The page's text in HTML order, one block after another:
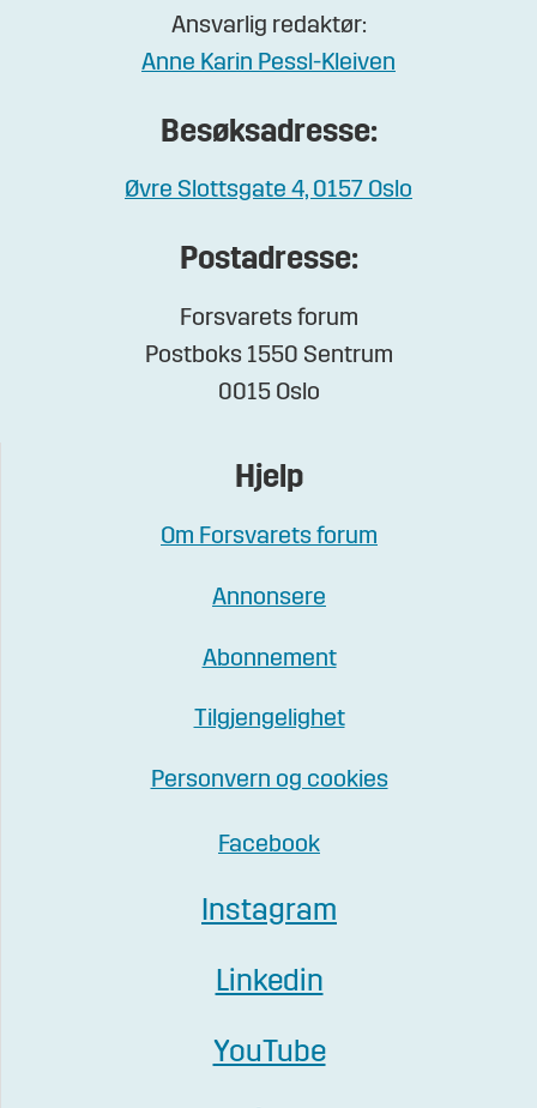
Ansvarlig redaktør:
Anne Karin Pessl-Kleiven
Besøksadresse:
Øvre Slottsgate 4, 0157 Oslo
Postadresse:
Forsvarets forum
Postboks 1550 Sentrum
0015 Oslo
Hjelp
Om Forsvarets forum
Annonsere
Abonnement
Tilgjengelighet
Personvern og cookies
Facebook
Instagram
Linkedin
YouTube